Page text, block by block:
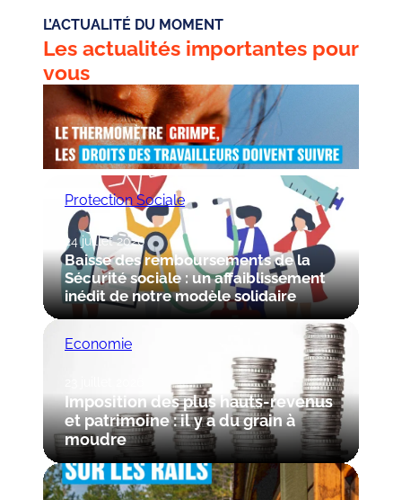
L’ACTUALITÉ DU MOMENT
Les actualités importantes pour
vous
Protection Sociale
24 juillet 2026
Baisse des remboursements de la
Sécurité sociale : un affaiblissement
inédit de notre modèle solidaire
Economie
Imposition des plus hauts-revenus
et patrimoine : il y a du grain à
moudre